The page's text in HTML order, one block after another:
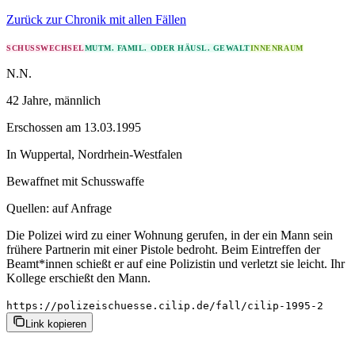
Zurück zur Chronik mit allen Fällen
SCHUSSWECHSELMUTM. FAMIL. ODER HÄUSL. GEWALTINNENRAUM
N.N.
42 Jahre, männlich
Erschossen am 13.03.1995
In Wuppertal, Nordrhein-Westfalen
Bewaffnet mit Schusswaffe
Quellen: auf Anfrage
Die Polizei wird zu einer Wohnung gerufen, in der ein Mann sein
frühere Partnerin mit einer Pistole bedroht. Beim Eintreffen der
Beamt*innen schießt er auf eine Polizistin und verletzt sie leicht. Ihr
Kollege erschießt den Mann.
https://polizeischuesse.cilip.de/fall/cilip-1995-2
Link kopieren